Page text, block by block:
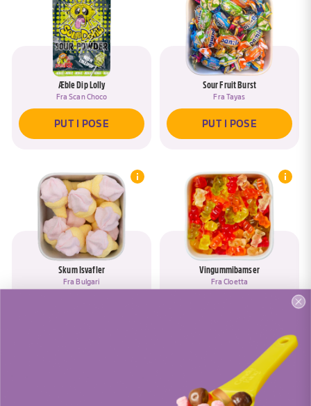
Æble Dip Lolly
FraScan Choco
PUT I POSE
Sour Fruit Burst
Fra Tayas
PUT I POSE
Skum Isvafler
Fra Bulgari
Vingummibamser
FraCloetta